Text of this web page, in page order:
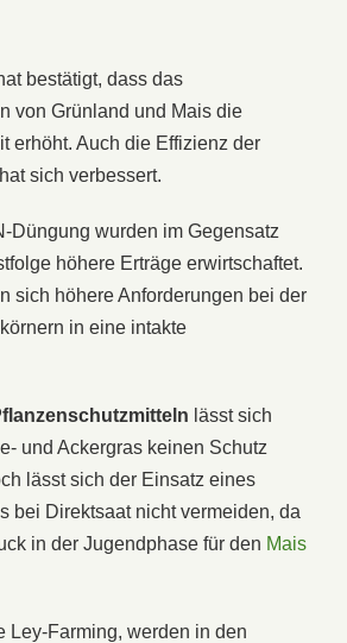
bestätigt, dass das
von Grünland und Mais die
erhöht. Auch die Effizienz der
sich verbessert.
Düngung wurden im Gegensatz
höhere Erträge erwirtschaftet.
sich höhere Anforderungen bei der
in eine intakte
lässt sich
und Ackergras keinen Schutz
lässt sich der Einsatz eines
bei Direktsaat nicht vermeiden, da
in der Jugendphase für den Mais
Ley-Farming, werden in den